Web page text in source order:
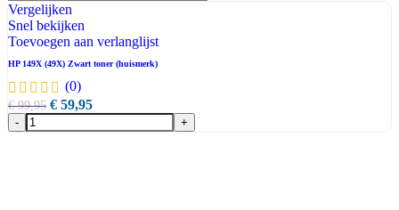
Vergelijken
Snel bekijken
Toevoegen aan verlanglijst
HP 149X (49X) Zwart toner (huismerk)
(0)
€99,95 € 59,95
- +